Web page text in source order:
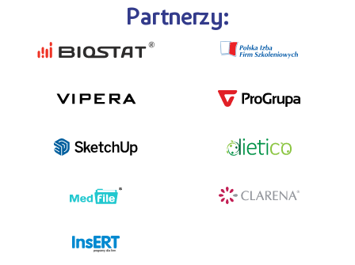
Partnerzy:
programy dla firm